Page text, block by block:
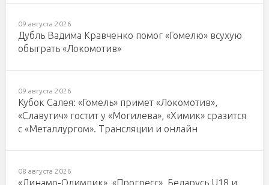
09 августа 2026
Дубль Вадима Кравченко помог «Гомелю» всухую
обыграть «Локомотив»
09 августа 2026
Кубок Салея: «Гомель» примет «Локомотив»,
«Славутич» гостит у «Могилева», «Химик» сразится
с «Металлургом». Трансляции и онлайн
08 августа 2026
«Динамо-Олимпик», «Прогресс», Беларусь U18 и